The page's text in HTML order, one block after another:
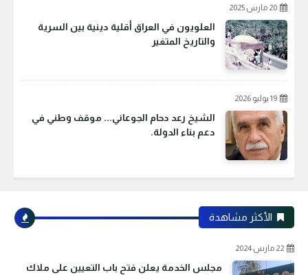
20 مارس 2025
العلويون في العراق أقلية دينية بين السرية
والتاريخ المتغير
19 يوليو 2026
الشيخ رعد دحام الجوعاني... موقف وطني في
دعم بناء الدولة.
الأكثر مشاهدة
22 مارس 2024
مجلس الخدمة يعلن فتح باب التعيين على ملاك